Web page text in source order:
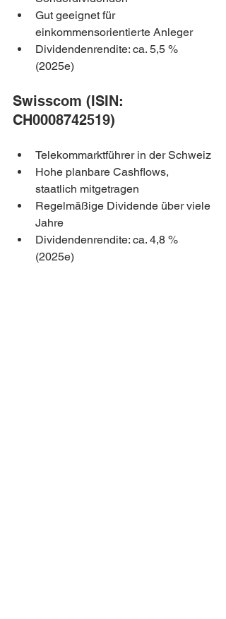
Gut geeignet für
einkommensorientierte Anleger
Dividendenrendite: ca. 5,5 %
(2025e)
Swisscom (ISIN:
CH0008742519)
Telekommarktführer in der Schweiz
Hohe planbare Cashflows,
staatlich mitgetragen
Regelmäßige Dividende über viele
Jahre
Dividendenrendite: ca. 4,8 %
(2025e)